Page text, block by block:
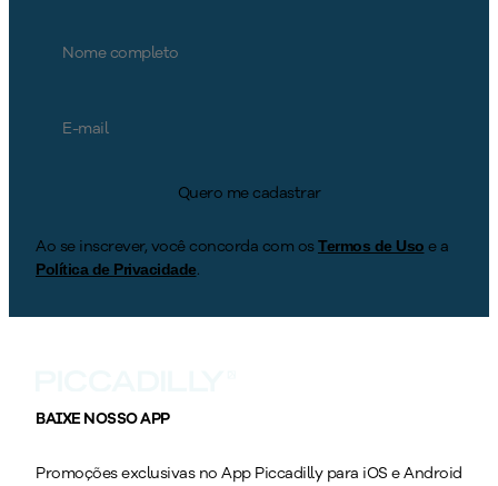
Quero me cadastrar
Ao se inscrever, você concorda com osTermos de Uso e a
Política de Privacidade.
BAIXE NOSSO APP
Promoções exclusivas no App Piccadilly para iOS e Android